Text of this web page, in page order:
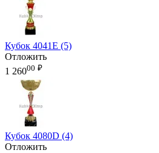
Кубок 4041E (5)
Отложить
1 26000 ₽
Кубок 4080D (4)
Отложить